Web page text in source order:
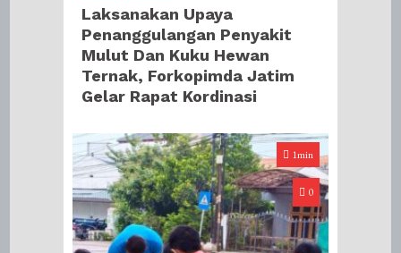
Laksanakan Upaya
Penanggulangan Penyakit
Mulut Dan Kuku Hewan
Ternak, Forkopimda Jatim
Gelar Rapat Kordinasi
1min
0